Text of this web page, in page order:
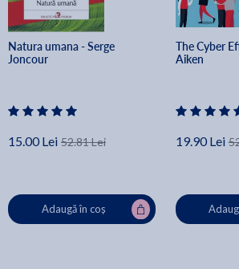
Natura umana - Serge
Joncour
15.00 Lei 52.81 Lei
Adaugă în coș
The Cyber
Aiken
19.90 Lei